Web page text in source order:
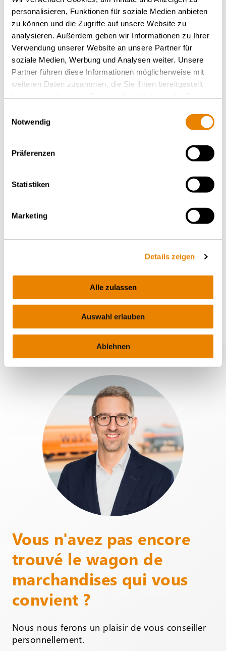
personalisieren, Funktionen für soziale Medien anbieten
zu können und die Zugriffe auf unsere Website zu
analysieren. Außerdem geben wir Informationen zu Ihrer
Verwendung unserer Website an unsere Partner für
soziale Medien, Werbung und Analysen weiter. Unsere
Partner führen diese Informationen möglicherweise mit
weiteren Daten zusammen, die Sie ihnen bereitgestellt
Notwendig
Präferenzen
Statistiken
Marketing
Details zeigen
Alle zulassen
Auswahl erlauben
Ablehnen
Autres wagons de ce type
Vous n'avez pas encore
trouvé le wagon de
marchandises qui vous
convient ?
Nous nous ferons un plaisir de vous conseiller
personnellement.